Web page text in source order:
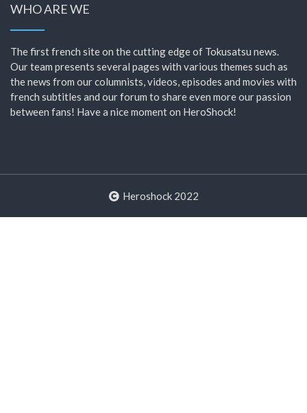
WHO ARE WE
The first french site on the cutting edge of Tokusatsu news.
Our team presents several pages with various themes such as
the news from our columnists, videos, episodes and movies with
french subtitles and our forum to share even more our passion
between fans! Have a nice moment on HeroShock!
Heroshock 2022